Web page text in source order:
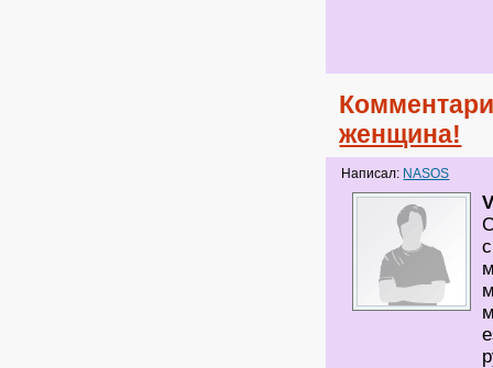
женщина!
Написал: NASOS